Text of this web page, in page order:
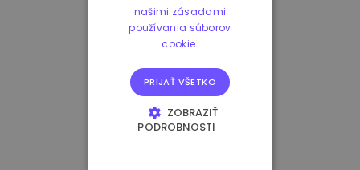
našimi zásadami
používania súborov
cookie.
PRIJAŤ VŠETKO
ZOBRAZIŤ
PODROBNOSTI